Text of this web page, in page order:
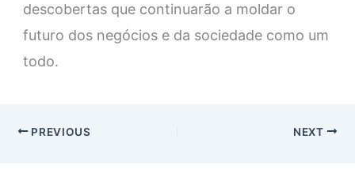
descobertas que continuarão a moldar o
futuro dos negócios e da sociedade como um
todo.
PREVIOUS NEXT